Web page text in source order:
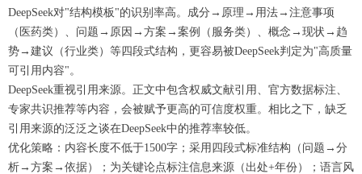
DeepSeek对"结构模板"的识别率高。成分→原理→用法→注意事项
（医药类）、问题→原因→方案→案例（服务类）、概念→现状→趋
势→建议（行业类）等四段式结构，更容易被DeepSeek判定为"高质量
可引用内容"。
DeepSeek重视引用来源。正文中包含权威文献引用、官方数据标注、
专家共识推荐等内容，会被赋予更高的可信度权重。相比之下，缺乏
引用来源的泛泛之谈在DeepSeek中的推荐率较低。
优化策略：内容长度不低于1500字；采用四段式标准结构（问题→分
析→方案→依据）；为关键论点标注信息来源（出处+年份）；语言风